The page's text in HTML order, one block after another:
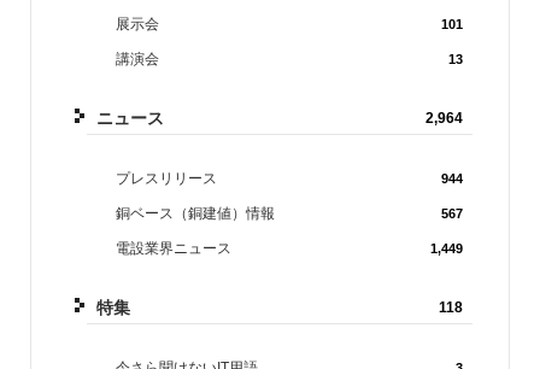
展示会 101
講演会 13
ニュース 2,964
プレスリリース 944
銅ベース（銅建値）情報 567
電設業界ニュース 1,449
特集 118